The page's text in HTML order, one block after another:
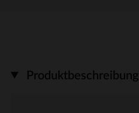
Produktbeschreibung